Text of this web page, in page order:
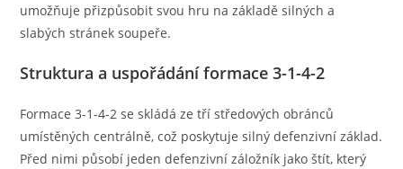
umožňuje přizpůsobit svou hru na základě silných a
slabých stránek soupeře.
Struktura a uspořádání formace 3-1-4-2
Formace 3-1-4-2 se skládá ze tří středových obránců
umístěných centrálně, což poskytuje silný defenzivní základ.
Před nimi působí jeden defenzivní záložník jako štít, který